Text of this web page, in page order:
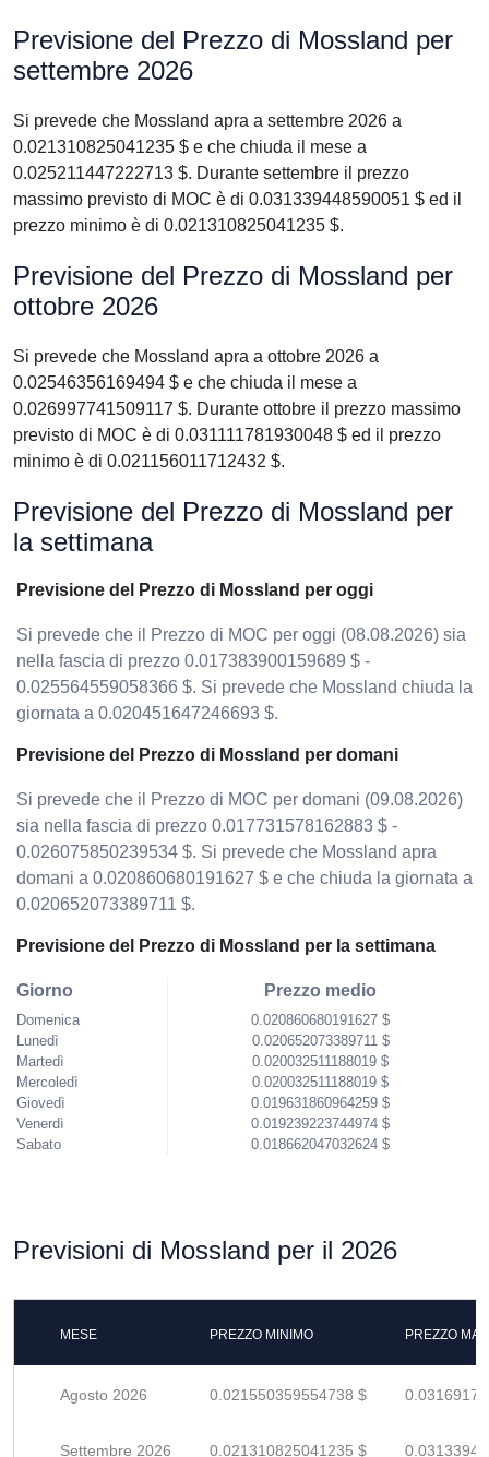
Previsione del Prezzo di Mossland per
settembre 2026
Si prevede che Mossland apra a settembre 2026 a
0.021310825041235 $ e che chiuda il mese a
0.025211447222713 $. Durante settembre il prezzo
massimo previsto di MOC è di 0.031339448590051 $ ed il
prezzo minimo è di 0.021310825041235 $.
Previsione del Prezzo di Mossland per
ottobre 2026
Si prevede che Mossland apra a ottobre 2026 a
0.02546356169494 $ e che chiuda il mese a
0.026997741509117 $. Durante ottobre il prezzo massimo
previsto di MOC è di 0.031111781930048 $ ed il prezzo
minimo è di 0.021156011712432 $.
Previsione del Prezzo di Mossland per
la settimana
Previsione del Prezzo di Mossland per oggi
Si prevede che il Prezzo di MOC per oggi (08.08.2026) sia
nella fascia di prezzo 0.017383900159689 $ -
0.025564559058366 $. Si prevede che Mossland chiuda la
giornata a 0.020451647246693 $.
Previsione del Prezzo di Mossland per domani
Si prevede che il Prezzo di MOC per domani (09.08.2026)
sia nella fascia di prezzo 0.017731578162883 $ -
0.026075850239534 $. Si prevede che Mossland apra
domani a 0.020860680191627 $ e che chiuda la giornata a
0.020652073389711 $.
Previsione del Prezzo di Mossland per la settimana
Giorno
Domenica
Lunedì
Martedì
Mercoledì
Giovedì
Venerdì
Sabato
Prezzo medio
0.020860680191627 $
0.020652073389711 $
0.020032511188019 $
0.020032511188019 $
0.019631860964259 $
0.019239223744974 $
0.018662047032624 $
Previsioni di Mossland per il 2026
MESE PREZZO MINIMO PREZZO
Agosto 2026 0.021550359554738 $
Settembre 2026 0.021310825041235 $